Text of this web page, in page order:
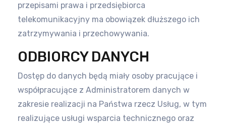
przepisami prawa i przedsiębiorca
telekomunikacyjny ma obowiązek dłuższego ich
zatrzymywania i przechowywania.
ODBIORCY DANYCH
Dostęp do danych będą miały osoby pracujące i
współpracujące z Administratorem danych w
zakresie realizacji na Państwa rzecz Usług, w tym
realizujące usługi wsparcia technicznego oraz